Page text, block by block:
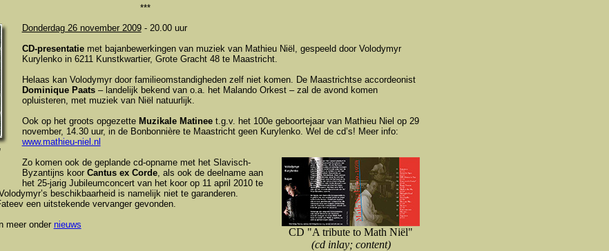
***
Donderdag 26 november 2009- 20.00 uur
CD-presentatiemet bajanbewerkingen van muziek van Mathieu Niël, gespeeld door Volodymyr
Kurylenko in 6211 Kunstkwartier, Grote Gracht 48 te Maastricht.
Helaas kan Volodymyr door familieomstandigheden zelf niet komen. De Maastrichtse accordeonist
Dominique Paats– landelijk bekend van o.a. het Malando Orkest – zal de avond komen
opluisteren, met muziek van Niël natuurlijk.
Ook op het groots opgezette Muzikale Matineet.g.v. het 100e geboortejaar van Mathieu Niel op 29
november, 14.30 uur, in de Bonbonnière te Maastricht geen Kurylenko. Wel de cd’s! Meer info:
www.mathieu-niel.nl
CD "A tribute to Math Niël"
(cd inlay; content)
Zo komen ook de geplande cd-opname met het Slavisch-
Byzantijns koor Cantus ex Corde, als ook de deelname aan
het 25-jarig Jubileumconcert van het koor op 11 april 2010 te
beschikbaarheid is namelijk niet te garanderen.
een uitstekende vervanger gevonden.
meer onder nieuws